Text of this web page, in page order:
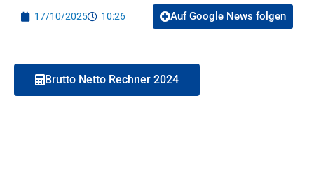
17/10/2025 10:26 Auf Google News folgen
Brutto Netto Rechner 2024